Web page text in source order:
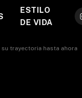
ESTILO
DE VIDA
su trayectoria hasta ahora